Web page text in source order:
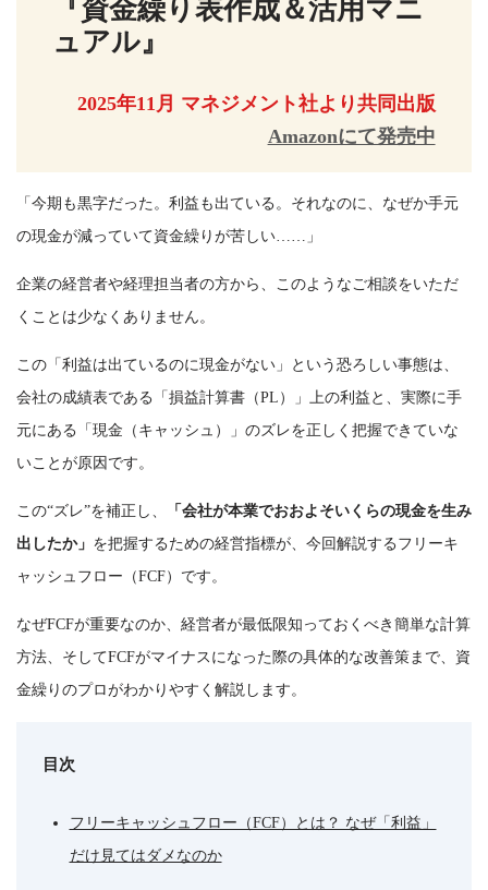
『資金繰り表作成＆活用マニ
ュアル』
2025年11月 マネジメント社より共同出版
Amazonにて発売中
「今期も黒字だった。利益も出ている。それなのに、なぜか手元
の現金が減っていて資金繰りが苦しい……」
企業の経営者や経理担当者の方から、このようなご相談をいただ
くことは少なくありません。
この「利益は出ているのに現金がない」という恐ろしい事態は、
会社の成績表である「損益計算書（PL）」上の利益と、実際に手
元にある「現金（キャッシュ）」のズレを正しく把握できていな
いことが原因です。
この“ズレ”を補正し、
「会社が本業でおおよそいくらの現金を生み
出したか」 を把握するための経営指標が、今回解説するフリーキ
ャッシュフロー（FCF）です。
なぜFCFが重要なのか、経営者が最低限知っておくべき簡単な計算
方法、そしてFCFがマイナスになった際の具体的な改善策まで、資
金繰りのプロがわかりやすく解説します。
目次
フリーキャッシュフロー（FCF）とは？ なぜ「利益」
だけ見てはダメなのか